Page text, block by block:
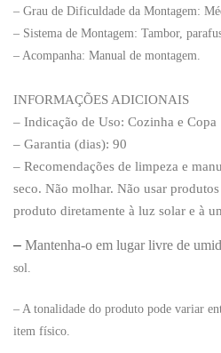
– Grau de Dificuldade da Montagem:
– Sistema de Montagem: Tambor,
– Acompanha: Manual de montagem.
INFORMAÇÕES ADICIONAIS
– Indicação de Uso: Cozinha e Copa
– Garantia (dias): 90
– Recomendações de limpeza e
seco. Não molhar. Não usar
produto diretamente à luz solar e à
– Mantenha-o em lugar livre de
sol.
– A tonalidade do produto pode variar
item físico.